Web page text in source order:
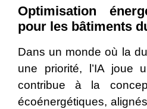
Optimisation
pour les bâtiments
Dans un monde où la
une priorité, l’IA joue
contribue à la
écoénergétiques,